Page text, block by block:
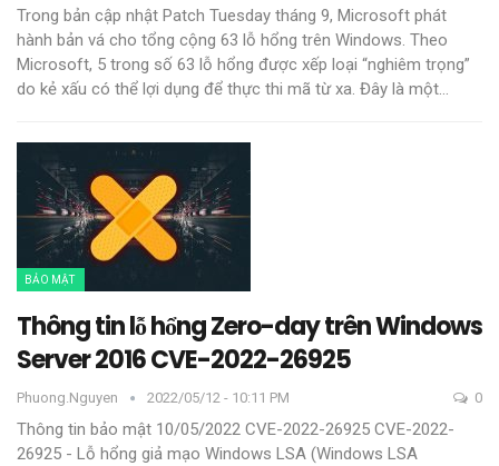
Trong bản cập nhật Patch Tuesday tháng 9, Microsoft phát
hành bản vá cho tổng cộng 63 lỗ hổng trên Windows. Theo
Microsoft, 5 trong số 63 lỗ hổng được xếp loại “nghiêm trọng”
do kẻ xấu có thể lợi dụng để thực thi mã từ xa. Đây là một…
BẢO MẬT
Thông tin lỗ hổng Zero-day trên Windows
Server 2016 CVE-2022-26925
Phuong.nguyen 2022/05/12 - 10:11 PM 0
Thông tin bảo mật 10/05/2022 CVE-2022-26925 CVE-2022-
26925 - Lỗ hổng giả mạo Windows LSA (Windows LSA